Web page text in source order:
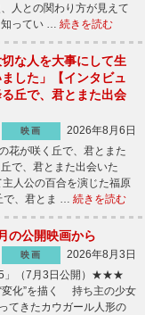
人との関わり方が見えて
ってい … 続きを読む
な人を大事にして生
した」【インタビュ
丘で、君とまた出会
映画
2026年8月6日
花が咲く丘で、君とまた
で、君とまた出会いた
人公の百合を演じた福原
で、君とま … 続きを読む
の公開映画から
映画
2026年8月3日
5」（7月3日公開）★★★
変化”を描く 持ち主の少女
てきたカウガール人形の